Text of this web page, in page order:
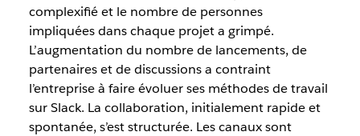
complexifié et le nombre de personnes
impliquées dans chaque projet a grimpé.
L’augmentation du nombre de lancements, de
partenaires et de discussions a contraint
l’entreprise à faire évoluer ses méthodes de travail
sur Slack. La collaboration, initialement rapide et
spontanée, s’est structurée. Les canaux sont